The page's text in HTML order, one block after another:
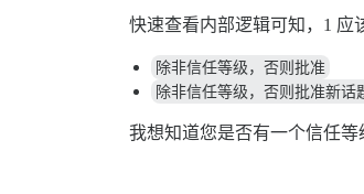
快速查看内部逻辑可知，1 应
除非信任等级，否则批准
除非信任等级，否则批准新话
我想知道您是否有一个信任等